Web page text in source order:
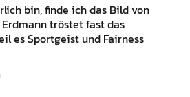
bin, finde ich das Bild von
Erdmann tröstet fast das
es Sportgeist und Fairness